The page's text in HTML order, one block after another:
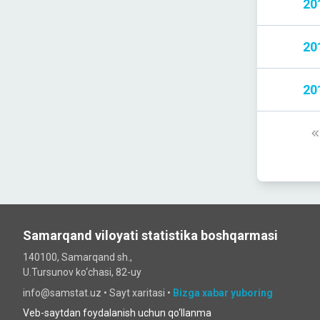
Samarqand viloyati statistika boshqarmasi
140100, Samarqand sh.,
U.Tursunov ko‘chаsi, 82-uy
info@samstat.uz • Sayt xaritasi • Bizga xabar yuboring
Veb-saytdan foydalanish uchun qo‘llanma